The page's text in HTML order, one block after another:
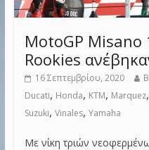
MotoGP Misano
Rookies
16 Σεπτεμβρίου, 2020
Ducati, Honda, KTM, Marquez,
Suzuki, Vinales, Yamaha
Με νίκη τριών